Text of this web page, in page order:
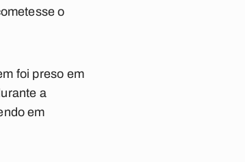
o
foi preso em
a
em